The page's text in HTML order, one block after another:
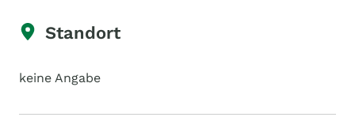
Standort
keine Angabe